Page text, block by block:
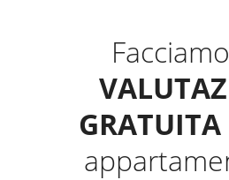
GRATUITA